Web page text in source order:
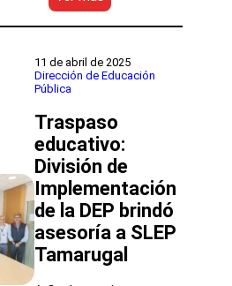
Dirección
de
Pública
monitorea
SLEP
Elqui
para
un
efectivo
traspaso
11 de abril de 2025
Dirección de Educación
Pública
Traspaso
educativo:
División de
Implementación
de la DEP brindó
asesoría a SLEP
Tamarugal